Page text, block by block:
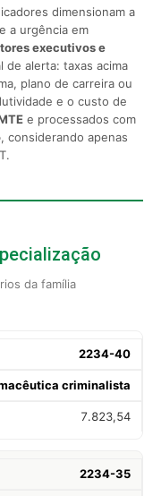
dimensionam a
a urgência em
executivos e
de alerta: taxas acima
plano de carreira ou
e o custo de
e processados com
, considerando apenas
da família
2234-40
criminalista
7.823,54
2234-35